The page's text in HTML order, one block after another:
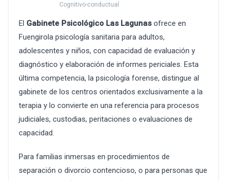
Cognitivo-conductual
El Gabinete Psicológico Las Lagunas ofrece en
Fuengirola psicología sanitaria para adultos,
adolescentes y niños, con capacidad de evaluación y
diagnóstico y elaboración de informes periciales. Esta
última competencia, la psicología forense, distingue al
gabinete de los centros orientados exclusivamente a la
terapia y lo convierte en una referencia para procesos
judiciales, custodias, peritaciones o evaluaciones de
capacidad.
Para familias inmersas en procedimientos de
separación o divorcio contencioso, o para personas que